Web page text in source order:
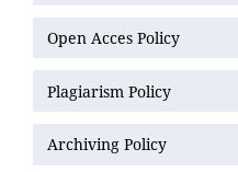
Open Acces Policy
Plagiarism Policy
Archiving Policy